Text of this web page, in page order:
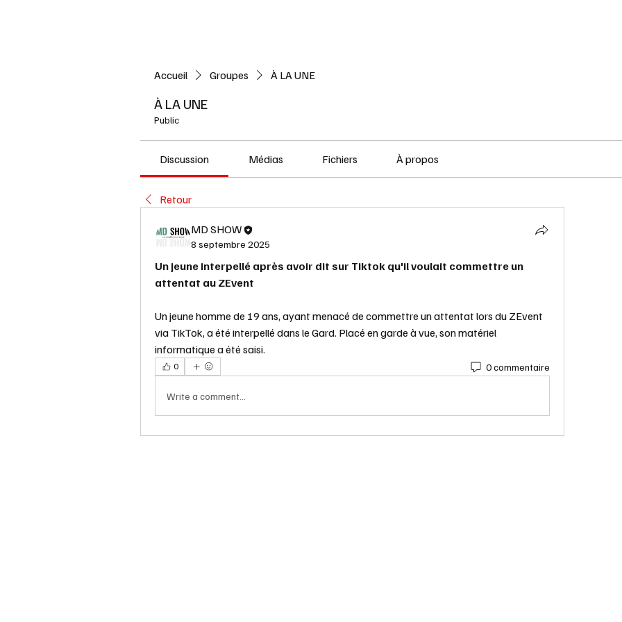
Accueil Groupes À LA UNE
À LA UNE
Public
Discussion Médias Fichiers À propos
Retour
MD SHOW
8 septembre 2025
Un jeune interpellé après avoir dit sur Tiktok qu'il voulait commettre un
attentat au ZEvent
Un jeune homme de 19 ans, ayant menacé de commettre un attentat lors du ZEvent
via TikTok, a été interpellé dans le Gard. Placé en garde à vue, son matériel
informatique a été saisi.
0 0 commentaire
Write a comment...